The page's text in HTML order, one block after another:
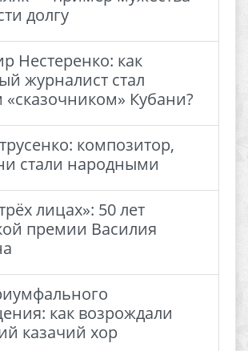
долгу
Нестеренко: как
журналист стал
Кубани?
композитор,
стали народными
лицах»: 50 лет
премии Василия
как возрождали
казачий хор